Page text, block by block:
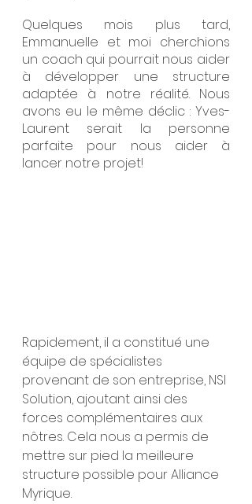
Quelques mois plus tard,
Emmanuelle et moi cherchions
un coach qui pourrait nous aider
à développer une structure
adaptée à notre réalité. Nous
avons eu le même déclic : Yves-
Laurent serait la personne
parfaite pour nous aider à
lancer notre projet!
Rapidement, il a constitué une
équipe de spécialistes
provenant de son entreprise, NSI
Solution, ajoutant ainsi des
forces complémentaires aux
nôtres. Cela nous a permis de
mettre sur pied la meilleure
structure possible pour Alliance
Myrique.